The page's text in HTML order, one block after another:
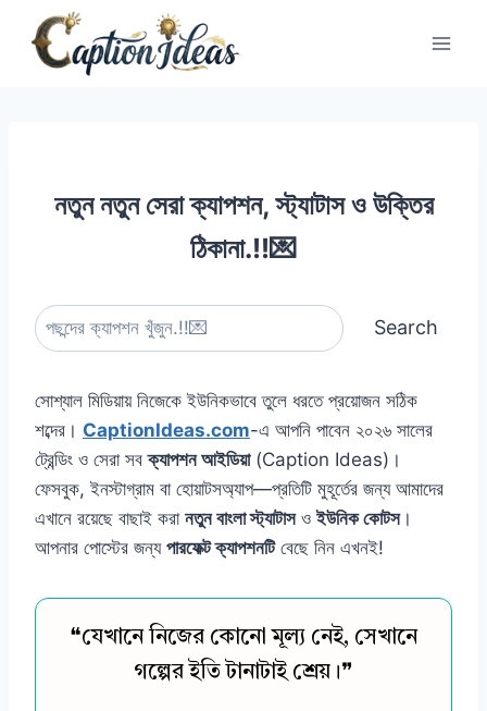
content
নতুন নতুন সেরা ক্যাপশন, স্ট্যাটাস ও উক্তির
ঠিকানা.!!💌
e
r
c
h
Search
সোশ্যাল মিডিয়ায় নিজেকে ইউনিকভাবে তুলে ধরতে প্রয়োজন সঠিক
শব্দের। CaptionIdeas.com-এ আপনি পাবেন ২০২৬ সালের
ট্রেন্ডিং ও সেরা সবক্যাপশন আইডিয়া(Caption Ideas)।
ফেসবুক, ইনস্টাগ্রাম বা হোয়াটসঅ্যাপ—প্রতিটি মুহূর্তের জন্য আমাদের
এখানে রয়েছে বাছাই করা নতুন বাংলা স্ট্যাটাসওইউনিক কোটস।
আপনার পোস্টের জন্য পারফেক্ট ক্যাপশনটিবেছে নিন এখনই!
❝যেখানে নিজের কোনো মূল্য নেই, সেখানে
গল্পের ইতি টানাটাই শ্রেয়।❞